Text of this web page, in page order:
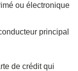
ou électronique
principal
de crédit qui